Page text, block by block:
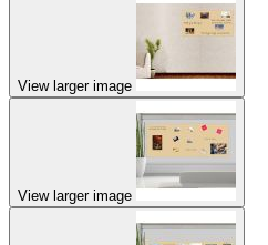
View larger image
View larger image